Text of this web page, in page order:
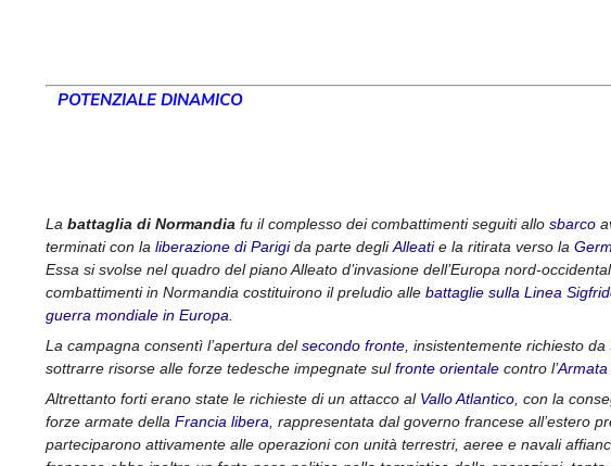
POTENZIALE DINAMICO
La battaglia di Normandia fu il complesso dei combattimenti seguiti allo sbarco
terminati con la liberazione di Parigida parte degliAlleatie la ritirata verso la
Essa si svolse nel quadro del piano Alleato d’invasione dell’Europa nord-
combattimenti in Normandia costituirono il preludio alle battaglie sulla Linea
guerra mondiale in Europa
La campagna consentì l’apertura delsecondo fronte , insistentemente richiesto da
sottrarre risorse alle forze tedesche impegnate sulfronte orientale contro l’Armata
Altrettanto forti erano state le richieste di un attacco al Vallo Atlantico , con la
forze armate della Francia libera , rappresentata dal governo francese all’estero
parteciparono attivamente alle operazioni con unità terrestri, aeree e navali